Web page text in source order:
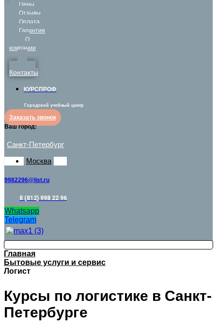
Цены
Отзывы
Оплата
Гарантия
О
компании
Контакты
КУРСПРОФ
Городской учебный центр
Заказать звонок
Ваш город:
Санкт-Петербург
Москва
9982296@list.ru
8 (812) 998 22 96
Whatsapp
Telegram
Главная
Бытовые услуги и сервис
Логист
Курсы по логистике в Санкт-
Петербурге